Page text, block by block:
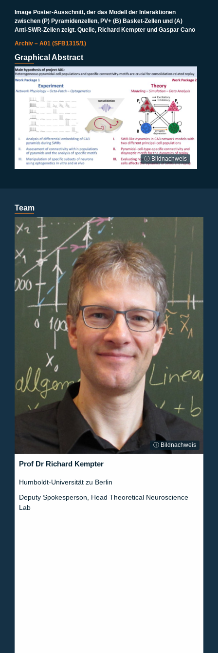
Image Poster-Ausschnitt, der das Modell der Interaktionen
zwischen (P) Pyramidenzellen, PV+ (B) Basket-Zellen und (A)
Anti-SWR-Zellen zeigt. Quelle, Richard Kempter und Gaspar Cano
Archiv – A01 (SFB1315/1)
Graphical Abstract
ⓘ Bildnachweis
Team
ⓘ Bildnachweis
Prof Dr Richard Kempter
Humboldt-Universität zu Berlin
Deputy Spokesperson, Head Theoretical Neuroscience
Lab